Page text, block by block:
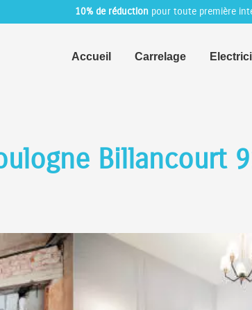
10% de réduction pour toute première
Accueil Carrelage
Billancourt